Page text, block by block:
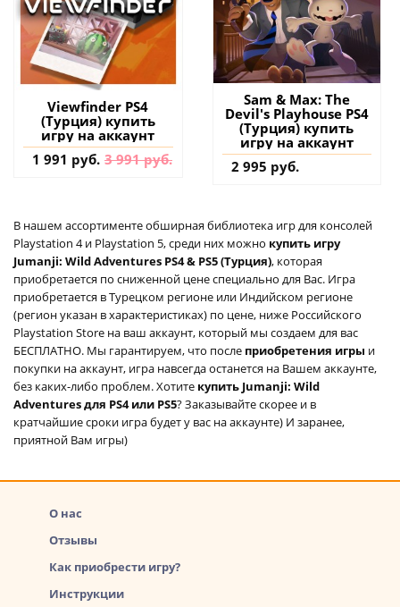
Viewfinder PS4
(Турция) купить
игру на аккаунт
1 991 руб. 3 991 руб.
Sam & Max: The
Devil's Playhouse PS4
(Турция) купить
игру на аккаунт
2 995 руб.
В нашем ассортименте обширная библиотека игр для консолей
Playstation 4 и Playstation 5, среди них можно купить игру
Jumanji: Wild Adventures PS4 & PS5 (Турция), которая
приобретается по сниженной цене специально для Вас. Игра
приобретается в Турецком регионе или Индийском регионе
(регион указан в характеристиках) по цене, ниже Российского
Playstation Store на ваш аккаунт, который мы создаем для вас
БЕСПЛАТНО. Мы гарантируем, что после приобретения игры и
покупки на аккаунт, игра навсегда останется на Вашем аккаунте,
без каких-либо проблем. Хотите купить Jumanji: Wild
Adventures для PS4 или PS5? Заказывайте скорее и в
кратчайшие сроки игра будет у вас на аккаунте) И заранее,
приятной Вам игры)
О нас
Отзывы
Как приобрести игру?
Инструкции